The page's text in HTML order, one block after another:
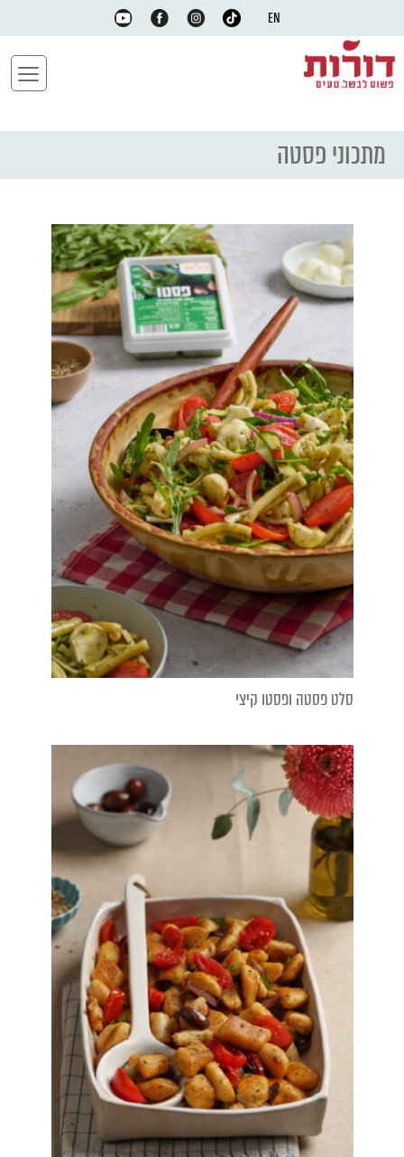
EN
מתכוני פסטה
סלט פסטה ופסטו קיצי